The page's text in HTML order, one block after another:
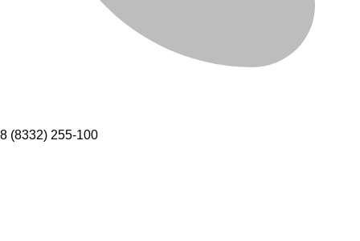
8 (8332) 255-100